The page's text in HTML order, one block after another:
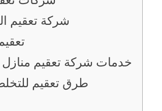
شركة تعقيم
خدمات شركة تعقيم منازل
طرق تعقيم